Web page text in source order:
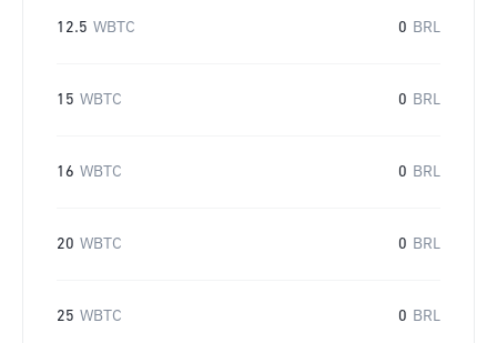
12.5 WBTC 0 BRL
15 WBTC 0 BRL
16 WBTC 0 BRL
20 WBTC 0 BRL
25 WBTC 0 BRL